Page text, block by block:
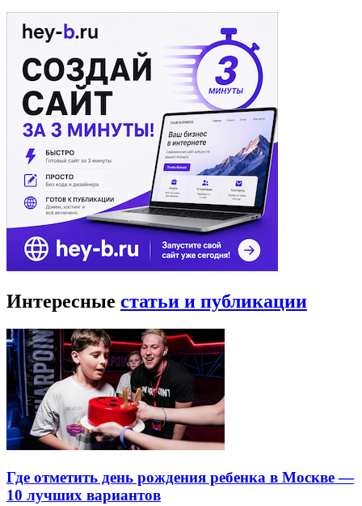
Интересные статьи и публикации
Где отметить день рождения ребенка в Москве —
10 лучших вариантов